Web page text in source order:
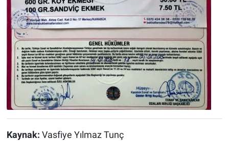
Kaynak: Vasfiye Yılmaz Tunç